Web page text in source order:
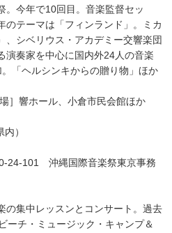
。今年で10回目。音楽監督セッ
のテーマは「フィンランド」。ミカ
、シベリウス・アカデミー交響楽団
演奏家を中心に国内外24人の音楽
「ヘルシンキからの贈り物」ほか
］響ホール、小倉市民会館ほか
）
24-101 沖縄国際音楽祭東京事務
の集中レッスンとコンサート。過去
ーチ・ミュージック・キャンプ＆